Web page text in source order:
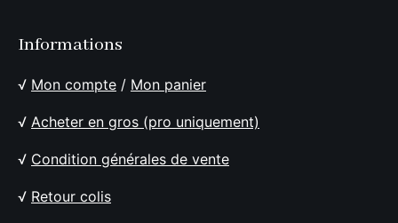
Informations
√ Mon compte / Mon panier
√ Acheter en gros (pro uniquement)
√ Condition générales de vente
√ Retour colis